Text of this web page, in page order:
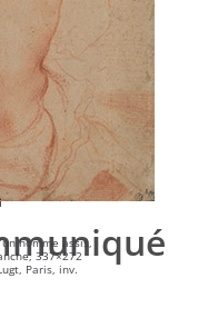
homme assis,
337×272
Paris, inv.